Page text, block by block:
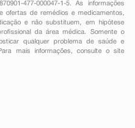
477-000047-1-5. As informações
ofertas de remédios e medicamentos,
e não substituem, em hipótese
da área médica. Somente o
qualquer problema de saúde e
mais informações, consulte o site